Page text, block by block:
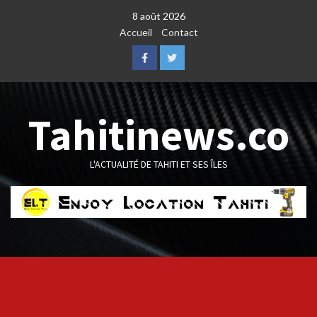
8 août 2026
Accueil
Contact
FacebookTwitter
Tahitinews.co
L'ACTUALITÉ DE TAHITI ET SES ÎLES